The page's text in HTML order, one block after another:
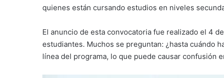
quienes están cursando estudios en niveles
El anuncio de esta convocatoria fue realizado el 4
estudiantes. Muchos se preguntan: ¿hasta cuándo
línea del programa, lo que puede causar confusión